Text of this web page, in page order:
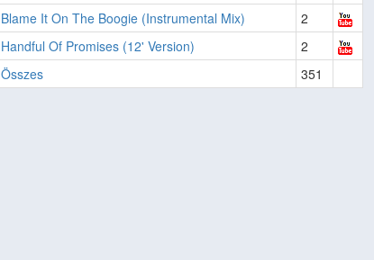
Blame It On The Boogie (Instrumental Mix)
2
Handful Of Promises (12' Version)
2
Összes
351